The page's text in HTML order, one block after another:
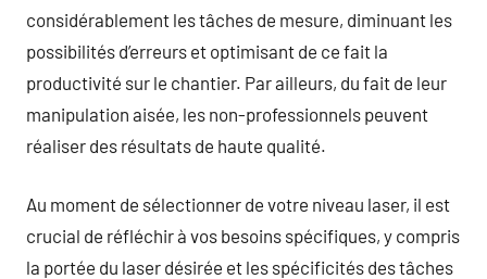
considérablement les tâches de mesure, diminuant les
possibilités d’erreurs et optimisant de ce fait la
productivité sur le chantier. Par ailleurs, du fait de leur
manipulation aisée, les non-professionnels peuvent
réaliser des résultats de haute qualité.
Au moment de sélectionner de votre niveau laser, il est
crucial de réfléchir à vos besoins spécifiques, y compris
la portée du laser désirée et les spécificités des tâches